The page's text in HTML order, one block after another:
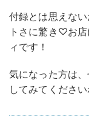
付録とは思えな
トさに驚き♡お
ィです！
気になった方は
してみてください